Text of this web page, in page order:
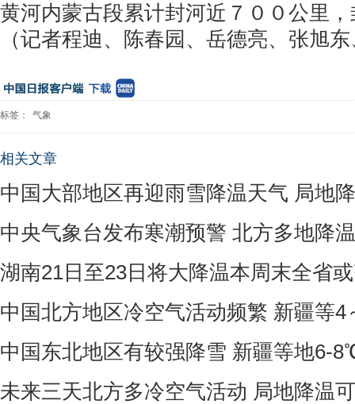
黄河内蒙古段累计封河近７００公里
（记者程迪、陈春园、岳德亮、张旭
标签： 气象
相关文章
中国大部地区再迎雨雪降温天气 局地
中央气象台发布寒潮预警 北方多地降
湖南21日至23日将大降温本周末全省
中国北方地区冷空气活动频繁 新疆等
中国东北地区有较强降雪 新疆等地6-
未来三天北方多冷空气活动 局地降温